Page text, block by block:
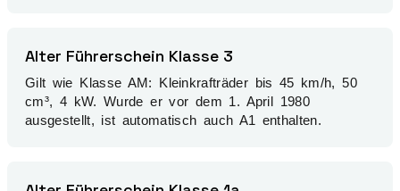
Alter Führerschein Klasse 3
Gilt wie Klasse AM: Kleinkrafträder bis 45 km/h, 50
cm³, 4 kW. Wurde er vor dem 1. April 1980
ausgestellt, ist automatisch auch A1 enthalten.